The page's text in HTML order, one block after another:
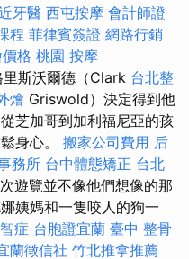
牙醫 西屯按摩 會計師證
程 菲律賓簽證 網路行銷
格 桃園 按摩
斯沃爾德（Clark 台北整
燴 Griswold）決定得到他
芝加哥到加利福尼亞的孩
身心。 搬家公司費用 后
務所 台中體態矯正 台北
遊覽並不像他們想像的那
姨媽和一隻咬人的狗一
症 台胞證宜蘭 臺中 整骨
蘭徵信社 竹北推拿推薦